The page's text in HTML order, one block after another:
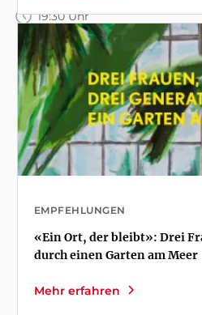
19:30 Uhr
EMPFEHLUNGEN
«Ein Ort, der bleibt»: Drei
durch einen Garten am Meer
Mehr erfahren